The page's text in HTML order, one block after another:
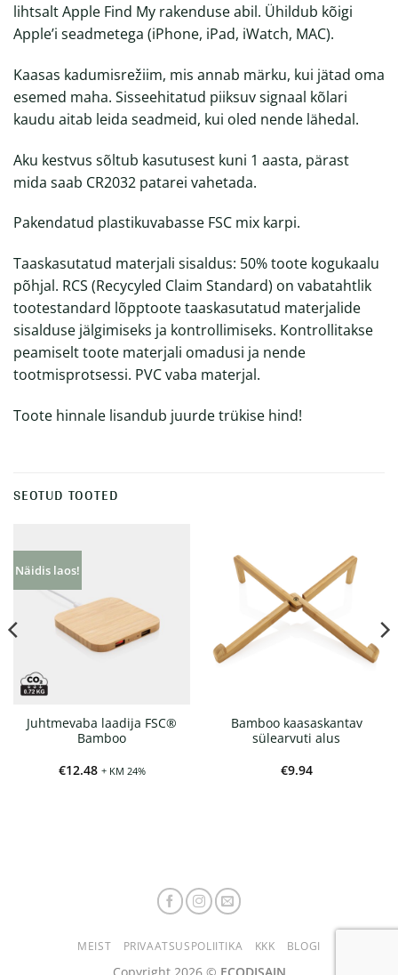
lihtsalt Apple Find My rakenduse abil. Ühildub kõigi
Apple’i seadmetega (iPhone, iPad, iWatch, MAC).
Kaasas kadumisrežiim, mis annab märku, kui jätad oma
esemed maha. Sisseehitatud piiksuv signaal kõlari
kaudu aitab leida seadmeid, kui oled nende lähedal.
Aku kestvus sõltub kasutusest kuni 1 aasta, pärast
mida saab CR2032 patarei vahetada.
Pakendatud plastikuvabasse FSC mix karpi.
Taaskasutatud materjali sisaldus: 50% toote kogukaalu
põhjal. RCS (Recycyled Claim Standard) on vabatahtlik
tootestandard lõpptoote taaskasutatud materjalide
sisalduse jälgimiseks ja kontrollimiseks. Kontrollitakse
peamiselt toote materjali omadusi ja nende
tootmisprotsessi. PVC vaba materjal.
Toote hinnale lisandub juurde trükise hind!
SEOTUD TOOTED
Näidis laos!
Juhtmevaba laadija FSC®
Bamboo
€12.48 + KM 24%
Bamboo kaasaskantav
sülearvuti alus
€9.94
MEIST PRIVAATSUSPOLIITIKA KKK BLOGI